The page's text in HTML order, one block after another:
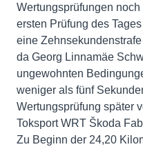
Wertungsprüfungen
ersten Prüfung des
eine
da Georg Linnamäe
ungewohnten
weniger als fünf
Wertungsprüfung später
Toksport WRT Škoda
Zu Beginn der 24,20